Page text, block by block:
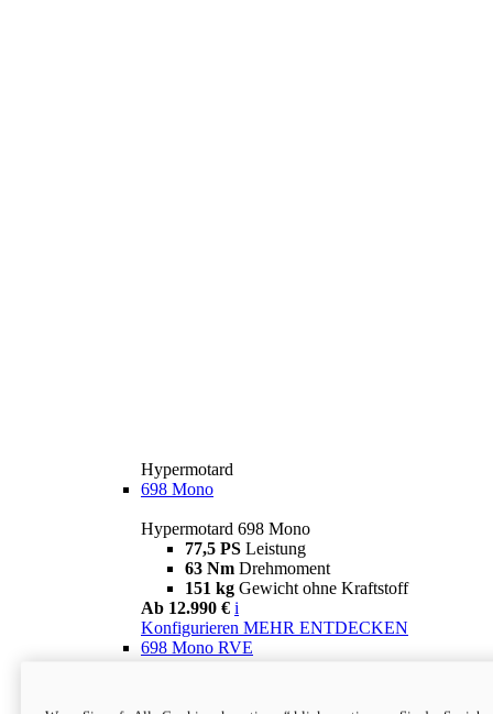
Hypermotard
698 Mono
Hypermotard 698 Mono
77,5 PS Leistung
63 Nm Drehmoment
151 kg Gewicht ohne Kraftstoff
Ab 12.990 € i
Konfigurieren MEHR ENTDECKEN
698 Mono RVE
77,5 PS
Leistung